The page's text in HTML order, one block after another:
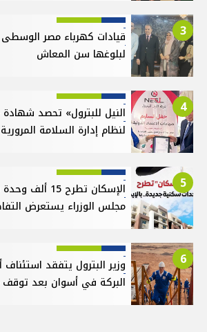
3
قيادات كهرباء مصر
لبلوغها سن المعاش
4
لنظام إدارة السلامة
5
الإسكان تطرح 15
مجلس الوزراء يستعرض
6
وزير البترول يتفقد
البركة في أسوان بعد توقف منذ